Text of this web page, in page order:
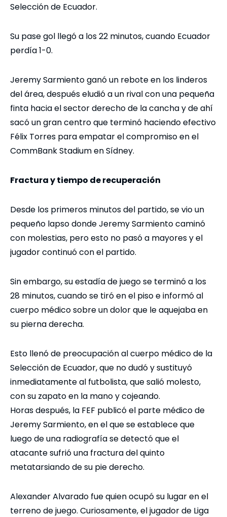
Selección de Ecuador.
Su pase gol llegó a los 22 minutos, cuando Ecuador
perdía 1-0.
Jeremy Sarmiento ganó un rebote en los linderos
del área, después eludió a un rival con una pequeña
finta hacia el sector derecho de la cancha y de ahí
sacó un gran centro que terminó haciendo efectivo
Félix Torres para empatar el compromiso en el
CommBank Stadium en Sídney.
Fractura y tiempo de recuperación
Desde los primeros minutos del partido, se vio un
pequeño lapso donde Jeremy Sarmiento caminó
con molestias, pero esto no pasó a mayores y el
jugador continuó con el partido.
Sin embargo, su estadía de juego se terminó a los
28 minutos, cuando se tiró en el piso e informó al
cuerpo médico sobre un dolor que le aquejaba en
su pierna derecha.
Esto llenó de preocupación al cuerpo médico de la
Selección de Ecuador, que no dudó y sustituyó
inmediatamente al futbolista, que salió molesto,
con su zapato en la mano y cojeando.
Horas después, la FEF publicó el parte médico de
Jeremy Sarmiento, en el que se establece que
luego de una radiografía se detectó que el
atacante sufrió una fractura del quinto
metatarsiando de su pie derecho.
Alexander Alvarado fue quien ocupó su lugar en el
terreno de juego. Curiosamente, el jugador de Liga